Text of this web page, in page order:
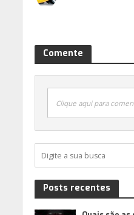
Comente
Clique aqui para
Posts recentes